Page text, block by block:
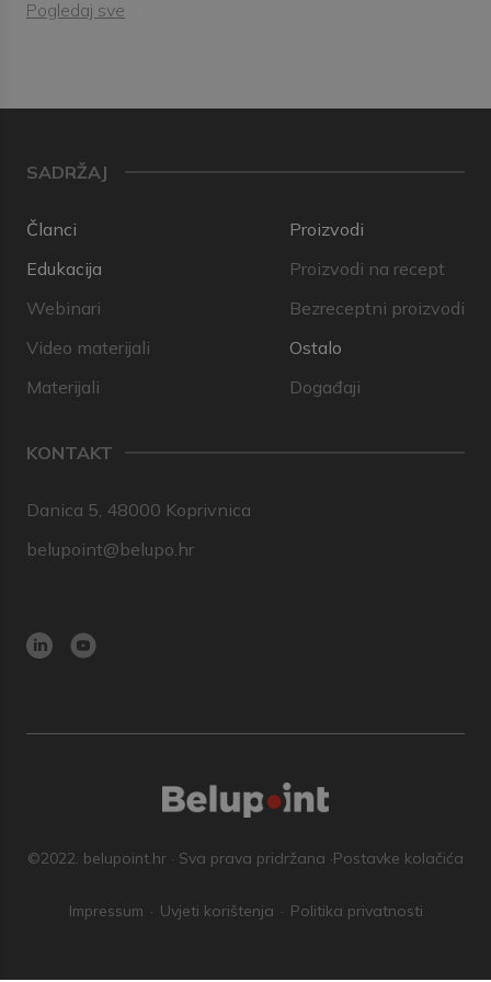
Pogledaj sve
SADRŽAJ
Članci
Edukacija
Webinari
Video materijali
Materijali
Proizvodi
Proizvodi na recept
Bezreceptni proizvodi
Ostalo
Događaji
KONTAKT
Danica 5, 48000 Koprivnica
belupoint@belupo.hr
©2022. belupoint.hr · Sva prava pridržana ·Postavke kolačića
Impressum Uvjeti korištenja Politika privatnosti